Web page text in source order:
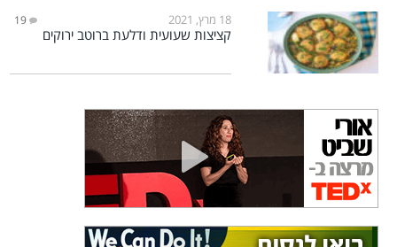
18 מרץ, 2021 19
קציצות שעועית ודלעת ברוטב ירוקים